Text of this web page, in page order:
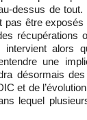
dessus de
pas être exposés
récupérations
alors
une
désormais
et de
lequel